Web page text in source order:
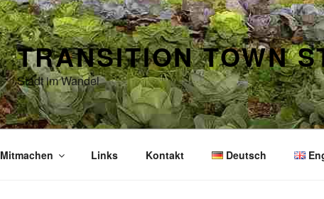
TRANSITION TOWN
Stadt im Wandel
Mitmachen Links Kontakt Deutsch